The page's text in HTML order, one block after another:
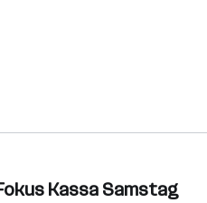
Kassa Samstag